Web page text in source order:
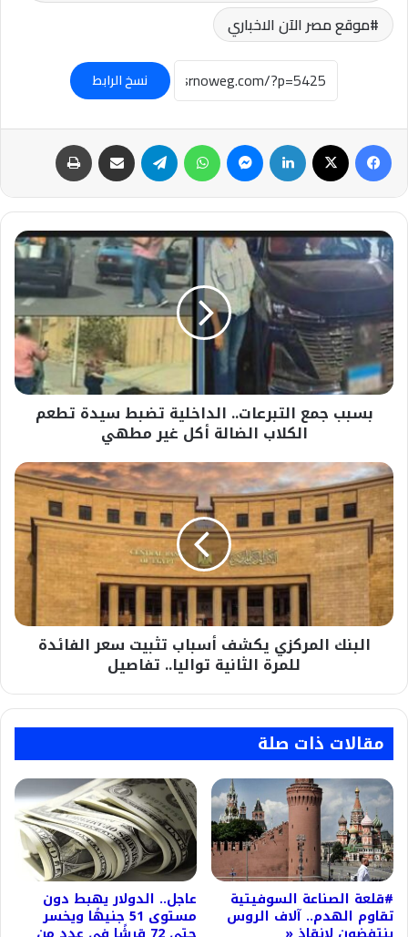
موقع مصر الآن الاخباري
نسخ الرابط
فيسبوك لينكدإن ماسنجر واتساب تيلقرام مشاركة عبر البريد
بسبب
جمع
التبرعات..
الداخلية
تضبط
سيدة
تطعم
الكلاب
الضالة
بسبب جمع التبرعات.. الداخلية تضبط سيدة تطعم
الكلاب الضالة أكل غير مطهي
البنك
المركزي
يكشف
أسباب
تثبيت
سعر
الفائدة
للمرة
الثانية
تواليا..البنك المركزي يكشف أسباب تثبيت سعر الفائدة
للمرة الثانية تواليا.. تفاصيل
مقالات ذات صلة
#قلعة الصناعة السوفيتية
تقاوم الهدم.. آلاف الروس
عاجل.. الدولار يهبط دون
مستوى 51 جنيهًا ويخسر